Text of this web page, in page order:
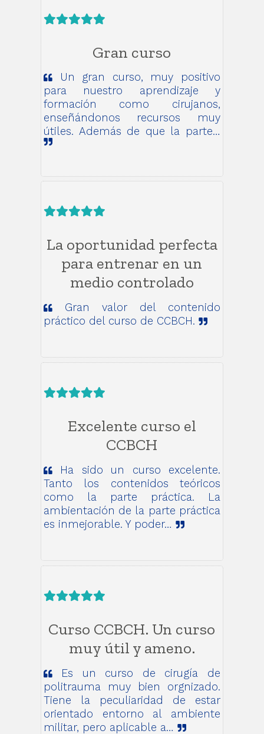
Gran curso
Un gran curso, muy positivo
para nuestro aprendizaje y
formación como cirujanos,
enseñándonos recursos muy
útiles. Además de que la parte…
La oportunidad perfecta
para entrenar en un
medio controlado
Gran valor del contenido
práctico del curso de CCBCH.
Excelente curso el
CCBCH
Ha sido un curso excelente.
Tanto los contenidos teóricos
como la parte práctica. La
ambientación de la parte práctica
es inmejorable. Y poder…
Curso CCBCH. Un curso
muy útil y ameno.
Es un curso de cirugía de
politrauma muy bien orgnizado.
Tiene la peculiaridad de estar
orientado entorno al ambiente
militar, pero aplicable a…